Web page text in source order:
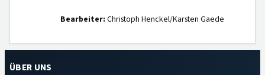
Bearbeiter: Christoph Henckel/Karsten Gaede
ÜBER UNS